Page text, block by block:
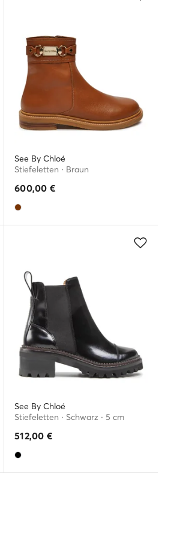
See By Chloé
Stiefeletten · Braun
600,00 €
See By Chloé
Stiefeletten · Schwarz · 5 cm
512,00 €